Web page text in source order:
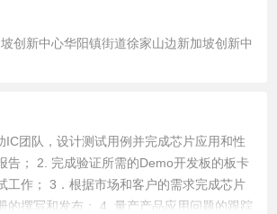
创新中心华阳镇街道徐家山边新加坡创新中
IC团队，设计测试用例并完成芯片应用和性
告； 2. 完成验证所需的Demo开发板的板卡
工作； 3．根据市场和客户的需求完成芯片
的撰写和发布； 4. 量产产品应用问题的跟踪